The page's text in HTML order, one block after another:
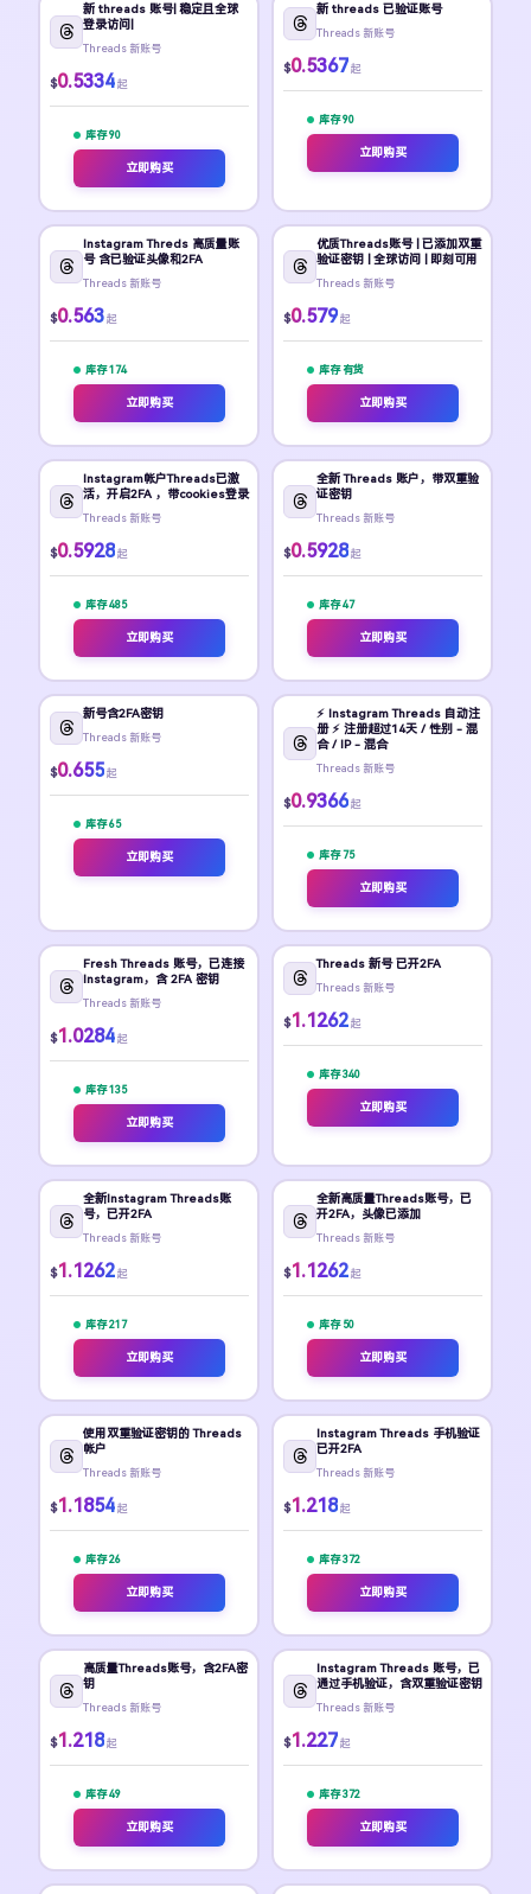
新 threads 账号| 稳定且全球
登录访问|
Threads 新账号
$0.5334 起
库存 90
立即购买
新 threads 已验证账号
Threads 新账号
$0.5367 起
库存 90
立即购买
Instagram Threds 高质量账
号 含已验证头像和2FA
Threads 新账号
$0.563 起
库存 174
立即购买
优质Threads账号 | 已添加双重
验证密钥 | 全球访问 | 即刻可用
Threads 新账号
$0.579 起
库存 有货
立即购买
Instagram帐户Threads已激
活，开启2FA ，带cookies登录
Threads 新账号
$0.5928 起
库存 485
立即购买
全新 Threads 账户，带双重验
证密钥
Threads 新账号
$0.5928 起
库存 47
立即购买
新号含2FA密钥
Threads 新账号
$0.655 起
库存 65
立即购买
⚡️ Instagram Threads 自动注
册 ⚡️ 注册超过14天 / 性别 - 混
合 / IP - 混合
Threads 新账号
$0.9366 起
库存 75
立即购买
Fresh Threads 账号，已连接
Instagram，含 2FA 密钥
Threads 新账号
$1.0284 起
库存 135
立即购买
Threads 新号 已开2FA
Threads 新账号
$1.1262 起
库存 340
立即购买
全新Instagram Threads账
号，已开2FA
Threads 新账号
$1.1262 起
库存 217
立即购买
全新高质量Threads账号，已
开2FA，头像已添加
Threads 新账号
$1.1262 起
库存 50
立即购买
使用双重验证密钥的 Threads
帐户
Threads 新账号
$1.1854 起
库存 26
立即购买
Instagram Threads 手机验证
已开2FA
Threads 新账号
$1.218 起
库存 372
立即购买
高质量Threads账号，含2FA密
钥
Threads 新账号
$1.218 起
库存 49
立即购买
Instagram Threads 账号，已
通过手机验证，含双重验证密钥
Threads 新账号
$1.227 起
库存 372
立即购买